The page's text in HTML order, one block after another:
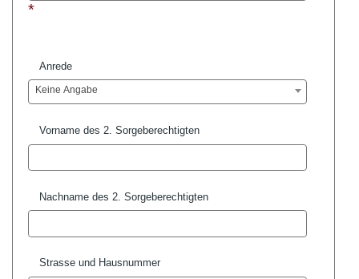
*
Anrede
Keine Angabe
Vorname des 2. Sorgeberechtigten
Nachname des 2. Sorgeberechtigten
Strasse und Hausnummer